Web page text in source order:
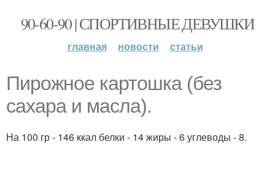
90-60-90 | СПОРТИВНЫЕ ДЕВУШКИ
главная новости статьи
Пирожное картошка (без
сахара и масла).
На 100 гр - 146 ккал белки - 14 жиры - 6 углеводы - 8.